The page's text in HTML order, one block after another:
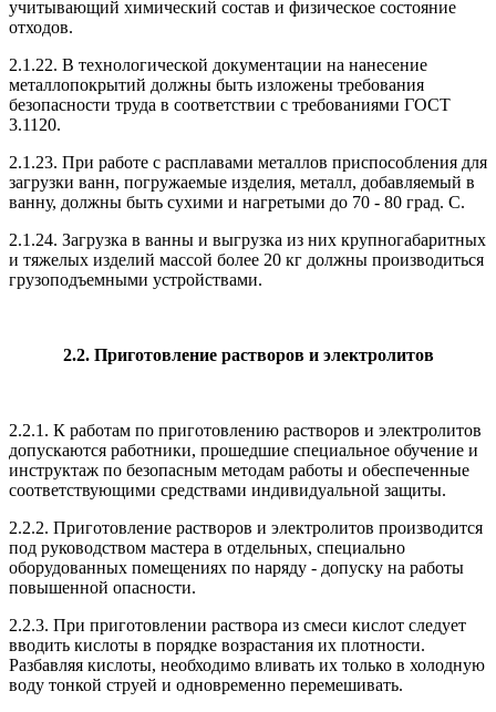
учитывающий химический состав и физическое состояние
отходов.
2.1.22. В технологической документации на нанесение
металлопокрытий должны быть изложены требования
безопасности труда в соответствии с требованиями ГОСТ
3.1120.
2.1.23. При работе с расплавами металлов приспособления для
загрузки ванн, погружаемые изделия, металл, добавляемый в
ванну, должны быть сухими и нагретыми до 70 - 80 град. C.
2.1.24. Загрузка в ванны и выгрузка из них крупногабаритных
и тяжелых изделий массой более 20 кг должны производиться
грузоподъемными устройствами.
2.2. Приготовление растворов и электролитов
2.2.1. К работам по приготовлению растворов и электролитов
допускаются работники, прошедшие специальное обучение и
инструктаж по безопасным методам работы и обеспеченные
соответствующими средствами индивидуальной защиты.
2.2.2. Приготовление растворов и электролитов производится
под руководством мастера в отдельных, специально
оборудованных помещениях по наряду - допуску на работы
повышенной опасности.
2.2.3. При приготовлении раствора из смеси кислот следует
вводить кислоты в порядке возрастания их плотности.
Разбавляя кислоты, необходимо вливать их только в холодную
воду тонкой струей и одновременно перемешивать.